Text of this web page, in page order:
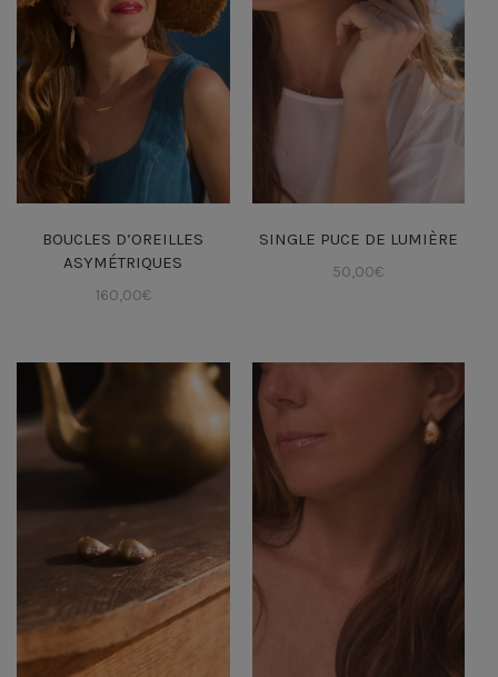
BOUCLES D’OREILLES
ASYMÉTRIQUES
160,00€
SINGLE PUCE DE LUMIÈRE
50,00€